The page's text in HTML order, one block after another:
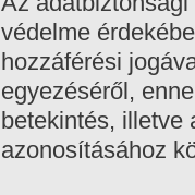
védelme
hozzáférési
egyezéséről,
betekintés, illetve
azonosításához